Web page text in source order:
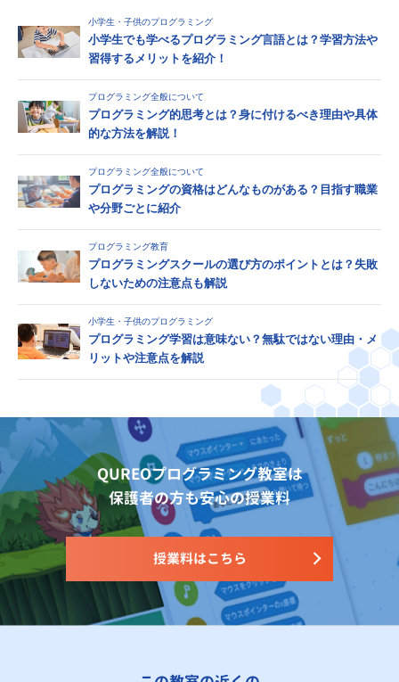
小学生・子供のプログラミング
小学生でも学べるプログラミング言語とは？学習方法や
習得するメリットを紹介！
プログラミング全般について
プログラミング的思考とは？身に付けるべき理由や具体
的な方法を解説！
プログラミング全般について
プログラミングの資格はどんなものがある？目指す職業
や分野ごとに紹介
プログラミング教育
プログラミングスクールの選び方のポイントとは？失敗
しないための注意点も解説
小学生・子供のプログラミング
プログラミング学習は意味ない？無駄ではない理由・メ
リットや注意点を解説
QUREOプログラミング教室は
保護者の方も安心の授業料
授業料はこちら